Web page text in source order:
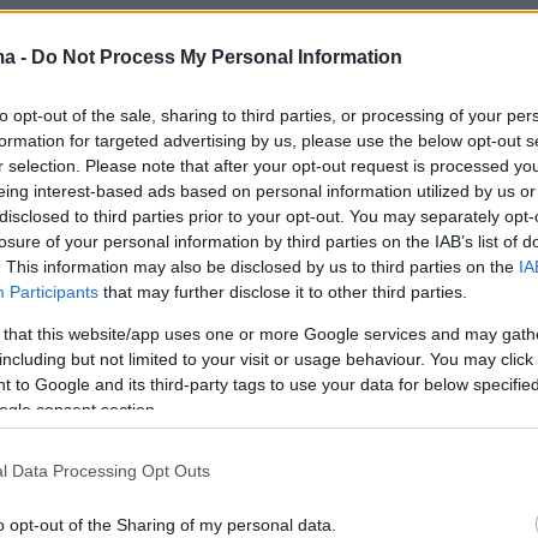
- Do Not Process My Personal Information
opt-out of the sale, sharing to third parties, or processing of your
for targeted advertising by us, please use the below opt-out
selection. Please note that after your opt-out request is processed
interest-based ads based on personal information utilized by us
to third parties prior to your opt-out. You may separately
of your personal information by third parties on the IAB’s list of
This information may also be disclosed by us to third parties on the
Participants that may further disclose it to other third parties.
that this website/app uses one or more Google services and may
but not limited to your visit or usage behaviour. You may
to Google and its third-party tags to use your data for below
consent section.
Data Processing Opt Outs
opt-out of the Sharing of my personal data.
ίδρυση Νομικής στην
προϋποθέσεις, λέει ο
μιλώντας στο protothema.gr, αναδεικνύει
ζήτημα, το οποίο υπερβαίνει τη στενή έννοια της
ακόμη πανεπιστημιακού τμήματος καθώς αγγίζει τον
του δημόσιου πανεπιστημίου σε συνθήκες
συρρίκνωσης, περιορισμένων πόρων και
και οι φοιτητές της Νομικής
συζήτηση για την
2